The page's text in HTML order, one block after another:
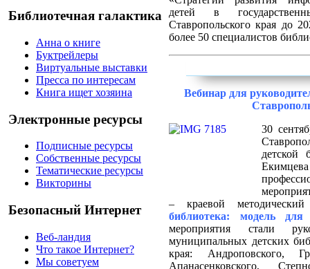
Библиотечная галактика
Анна о книге
Буктрейлеры
Виртуальные выставки
Пресса по интересам
Книга ищет хозяина
Электронные ресурсы
Подписные ресурсы
Собственные ресурсы
Тематические ресурсы
Викторины
Безопасный Интернет
Веб-ландия
Что такое Интернет?
Мы советуем
детей в
Ставропольского края до
более 50 специалистов
Вебинар для
30
детской
– краевой
библиотека: модель для
мероприятия стали
муниципальных детских
края: Андроповского,
Апанасенковского,